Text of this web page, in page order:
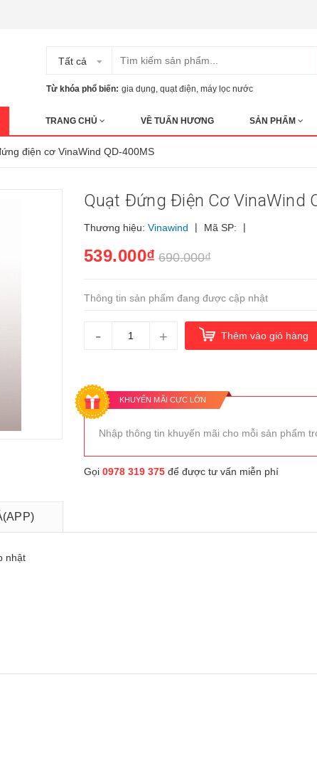
Tất cả
Từ khóa phổ biến: gia dụng, quạt điện, máy lọc nước
TRANG CHỦ VỀ TUẤN HƯƠNG SẢN PHẨM
điện cơ VinaWind QD-400MS
Quạt Đứng Điện Cơ VinaWind
Thương hiệu: Vinawind | Mã SP: |
539.000₫ 690.000₫
Thông tin sản phẩm đang được cập nhật
- + Thêm vào giỏ hàng
KHUYẾN MÃI CỰC LỚN
Nhập thông tin khuyến mãi cho mỗi sản phẩm
Gọi 0978 319 375để được tư vấn miễn phí
nhật